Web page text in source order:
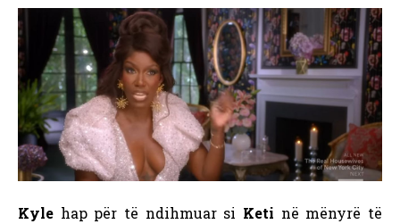
Kyle hap për të ndihmuar si Keti në mënyrë të